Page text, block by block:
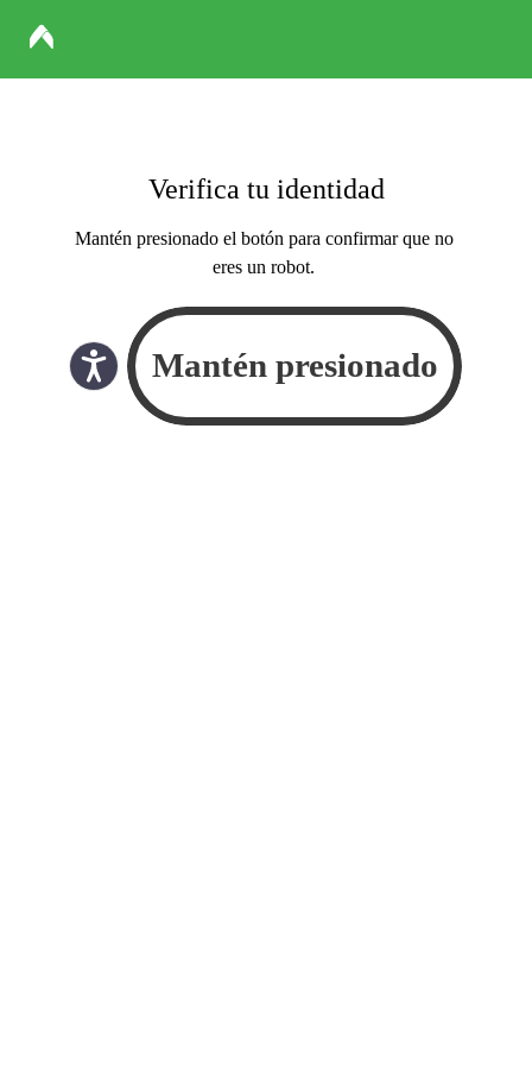
Verifica tu identidad
Mantén presionado el botón para confirmar que no
eres un robot.